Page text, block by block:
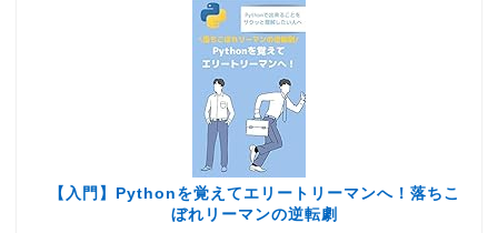
【入門】Pythonを覚えてエリートリーマンへ！落ちこ
ぼれリーマンの逆転劇